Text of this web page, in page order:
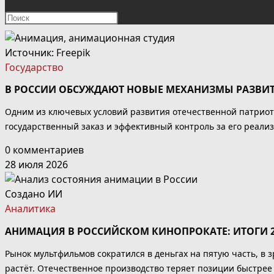
ПОИСК
ПО
ВЕБ-
САЙТУ
Нажмите
Escape,
панель
Источник: Freepik
Государство
В РОССИИ ОБСУЖДАЮТ НОВЫЕ МЕХАНИЗМЫ
Одним из ключевых условий развития отечественной
государственный заказ и эффективный контроль за его
0 комментариев
28 июля 2026
Создано ИИ
Аналитика
АНИМАЦИЯ В РОССИЙСКОМ КИНОПРОКАТЕ: ИТОГИ
Рынок мультфильмов сократился в деньгах на пятую часть,
растёт. Отечественное производство теряет позиции